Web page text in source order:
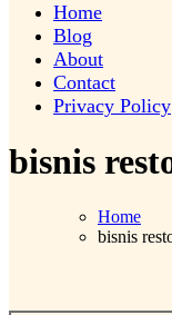
Home
Blog
About
Contact
Privacy Policy
bisnis
Home
bisnis